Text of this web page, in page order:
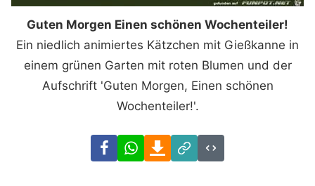
Guten Morgen Einen schönen Wochenteiler!
Ein niedlich animiertes Kätzchen mit Gießkanne in
einem grünen Garten mit roten Blumen und der
Aufschrift 'Guten Morgen, Einen schönen
Wochenteiler!'.
FacebookWhatsAppDownload
Link
Code